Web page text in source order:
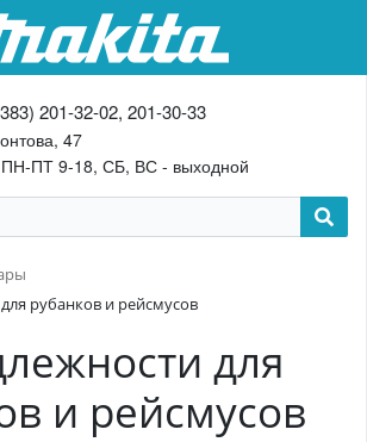
201-32-02, 201-30-33
47
ПТ 9-18, СБ, ВС - выходной
рубанков и рейсмусов
для
и рейсмусов